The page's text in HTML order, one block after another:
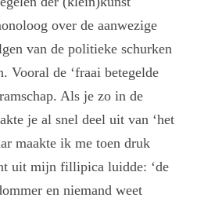
over de aanwezige
van de politieke schurken
Vooral de ‘fraai betegelde
Als je zo in de
je al snel deel uit van ‘het
maakte ik me toen druk
uit mijn fillipica luidde: ‘de
en niemand weet